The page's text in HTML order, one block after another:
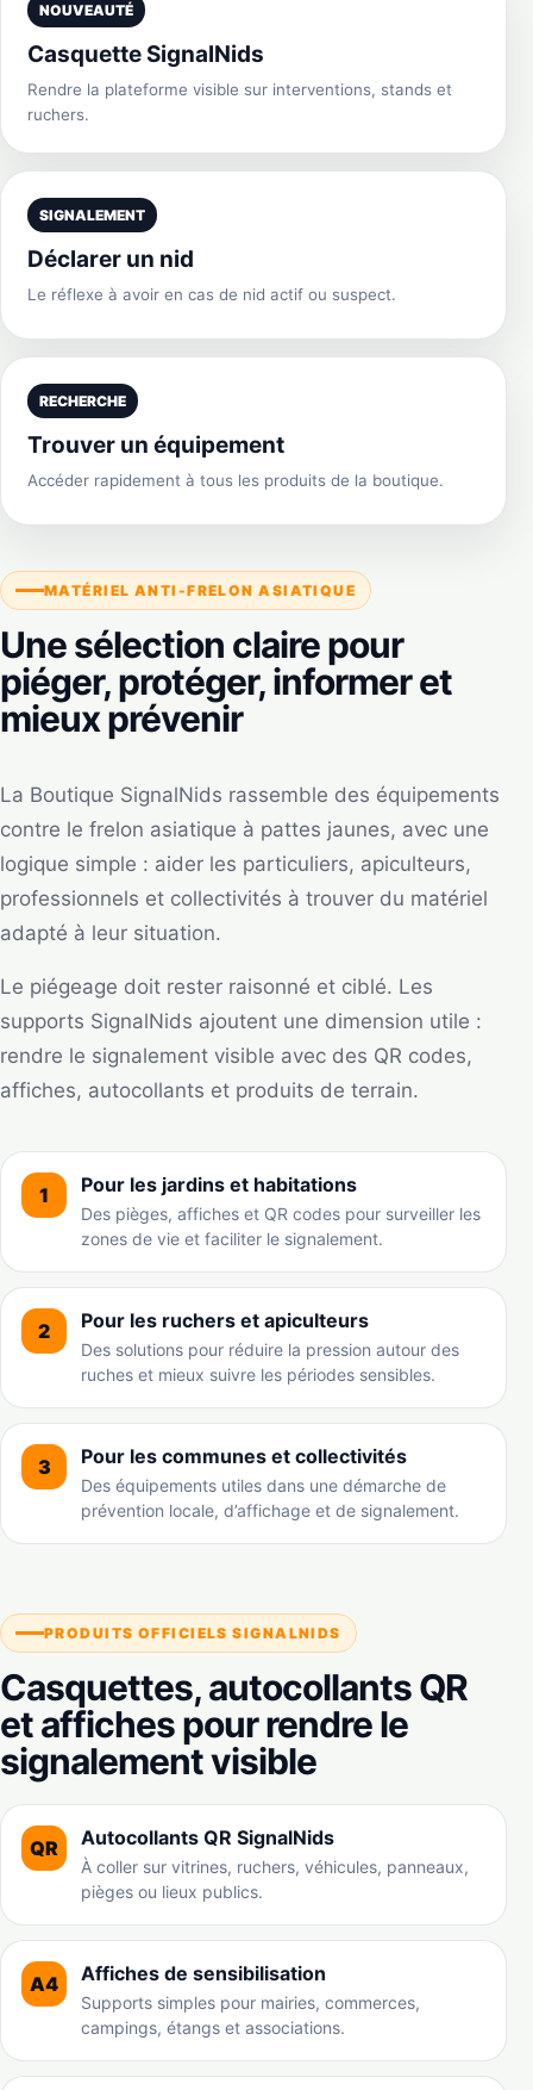
NOUVEAUTÉ
Casquette SignalNids
Rendre la plateforme visible sur interventions, stands et
ruchers.
SIGNALEMENT
Déclarer un nid
Le réflexe à avoir en cas de nid actif ou suspect.
RECHERCHE
Trouver un équipement
Accéder rapidement à tous les produits de la boutique.
MATÉRIEL ANTI-FRELON ASIATIQUE
Une sélection claire pour
piéger, protéger, informer et
mieux prévenir
La Boutique SignalNids rassemble des équipements
contre le frelon asiatique à pattes jaunes, avec une
logique simple : aider les particuliers, apiculteurs,
professionnels et collectivités à trouver du matériel
adapté à leur situation.
Le piégeage doit rester raisonné et ciblé. Les
supports SignalNids ajoutent une dimension utile :
rendre le signalement visible avec des QR codes,
affiches, autocollants et produits de terrain.
1 Pour les jardins et habitations
Des pièges, affiches et QR codes pour surveiller les
zones de vie et faciliter le signalement.
2 Pour les ruchers et apiculteurs
Des solutions pour réduire la pression autour des
ruches et mieux suivre les périodes sensibles.
3 Pour les communes et collectivités
Des équipements utiles dans une démarche de
prévention locale, d’affichage et de signalement.
PRODUITS OFFICIELS SIGNALNIDS
Casquettes, autocollants QR
et affiches pour rendre le
signalement visible
QR Autocollants QR SignalNids
À coller sur vitrines, ruchers, véhicules, panneaux,
pièges ou lieux publics.
A4 Affiches de sensibilisation
Supports simples pour mairies, commerces,
campings, étangs et associations.